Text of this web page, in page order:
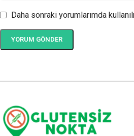
Daha sonraki yorumlarımda